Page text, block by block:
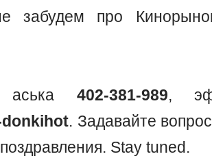
забудем про
аська 402-381-989,
. Задавайте
Stay tuned.